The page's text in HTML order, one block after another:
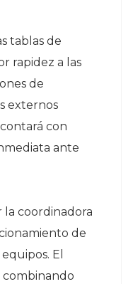
tablas de
rapidez a las
de
externos
con
ante
coordinadora
de
El
combinando